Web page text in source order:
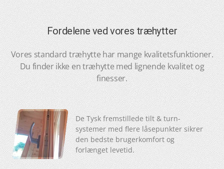
Fordelene ved vores træhytter
Vores standard træhytte har mange kvalitetsfunktioner.
Du finder ikke en træhytte med lignende kvalitet og
finesser.
De Tysk fremstillede tilt & turn-
systemer med flere låsepunkter sikrer
den bedste brugerkomfort og
forlænget levetid.